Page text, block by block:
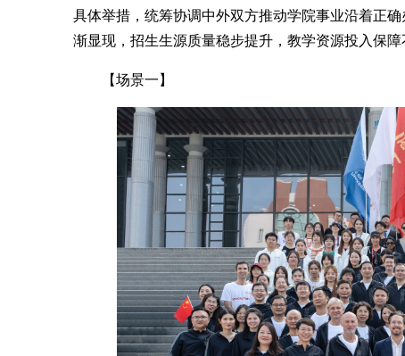
具体举措，统筹协调中外双方推动学院事业沿着正
渐显现，招生生源质量稳步提升，教学资源投入保
【场景一】